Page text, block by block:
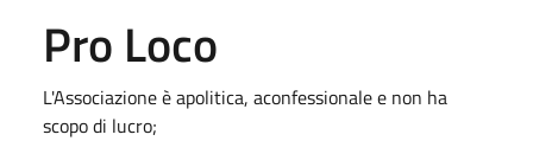
Pro Loco
L'Associazione è apolitica, aconfessionale e non ha
scopo di lucro;